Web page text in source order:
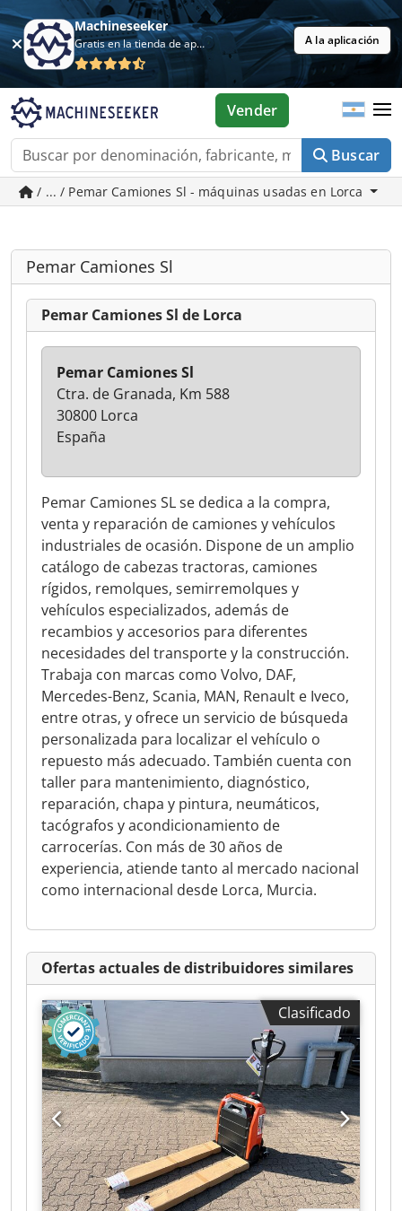
Machineseeker
Gratis en la tienda de aplicaciones A la aplicación
Buscar
Vender
/ ... / Pemar Camiones Sl - máquinas usadas en Lorca
Pemar Camiones Sl
Pemar Camiones Sl de Lorca
Pemar Camiones SL se dedica a la compra,
venta y reparación de camiones y vehículos
industriales de ocasión. Dispone de un amplio
catálogo de cabezas tractoras, camiones
rígidos, remolques, semirremolques y
vehículos especializados, además de
recambios y accesorios para diferentes
necesidades del transporte y la construcción.
Trabaja con marcas como Volvo, DAF,
Mercedes-Benz, Scania, MAN, Renault e Iveco,
entre otras, y ofrece un servicio de búsqueda
personalizada para localizar el vehículo o
repuesto más adecuado. También cuenta con
taller para mantenimiento, diagnóstico,
reparación, chapa y pintura, neumáticos,
tacógrafos y acondicionamiento de
carrocerías. Con más de 30 años de
experiencia, atiende tanto al mercado nacional
como internacional desde Lorca, Murcia.
Pemar Camiones Sl
Ctra. de Granada, Km 588
30800 Lorca
España
Ofertas actuales de distribuidores similares
Clasificado